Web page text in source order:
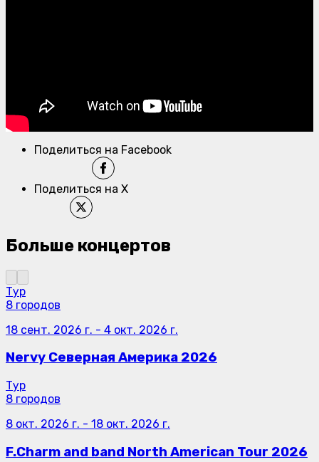
Поделиться на Facebook
Поделиться на X
Больше концертов
Тур
8 городов
18 сент. 2026 г. - 4 окт. 2026 г.
Nervy Северная Америка 2026
Тур
8 городов
8 окт. 2026 г. - 18 окт. 2026 г.
F.Charm and band North American Tour 2026